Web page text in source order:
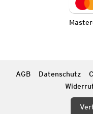
AGB Datenschutz